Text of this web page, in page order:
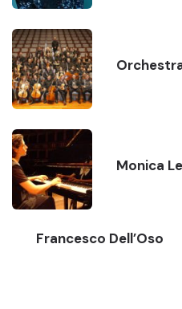
Monica
Francesco Dell’Oso